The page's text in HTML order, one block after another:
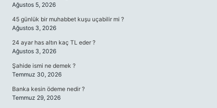
Ağustos 5, 2026
45 günlük bir muhabbet kuşu uçabilir mi ?
Ağustos 3, 2026
24 ayar has altın kaç TL eder ?
Ağustos 3, 2026
Şahide ismi ne demek ?
Temmuz 30, 2026
Banka kesin ödeme nedir ?
Temmuz 29, 2026